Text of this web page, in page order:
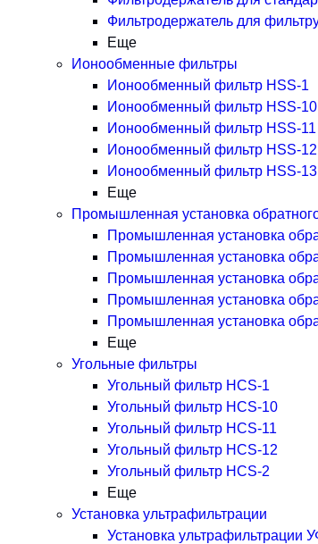
Фильтродержатель для
Еще
Ионообменные фильтры
Ионообменный фильтр HSS-1
Ионообменный фильтр HSS-10
Ионообменный фильтр HSS-11
Ионообменный фильтр HSS-12
Ионообменный фильтр HSS-13
Еще
Промышленная установка
Промышленная установка
Промышленная установка
Промышленная установка
Промышленная установка
Промышленная установка
Еще
Угольные фильтры
Угольный фильтр HСS-1
Угольный фильтр HСS-10
Угольный фильтр HСS-11
Угольный фильтр HСS-12
Угольный фильтр HСS-2
Еще
Установка ультрафильтрации
Установка ультрафильтрации